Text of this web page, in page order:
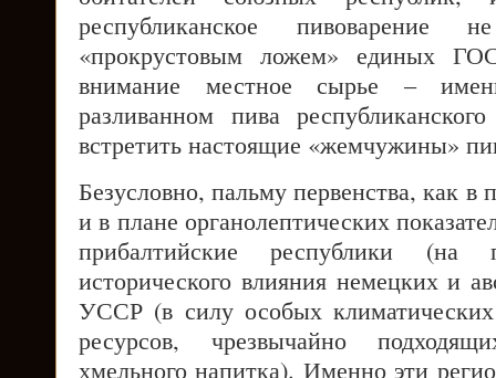
республиканское пивоварение
«прокрустовым ложем» единых
внимание местное сырье –
разливанном пива
встретить настоящие «жемчужины»
Безусловно, пальму первенства, как в
и в плане органолептических
прибалтийские республики (на
исторического влияния немецких и
УССР (в силу особых
ресурсов, чрезвычайно
хмельного напитка). Именно эти